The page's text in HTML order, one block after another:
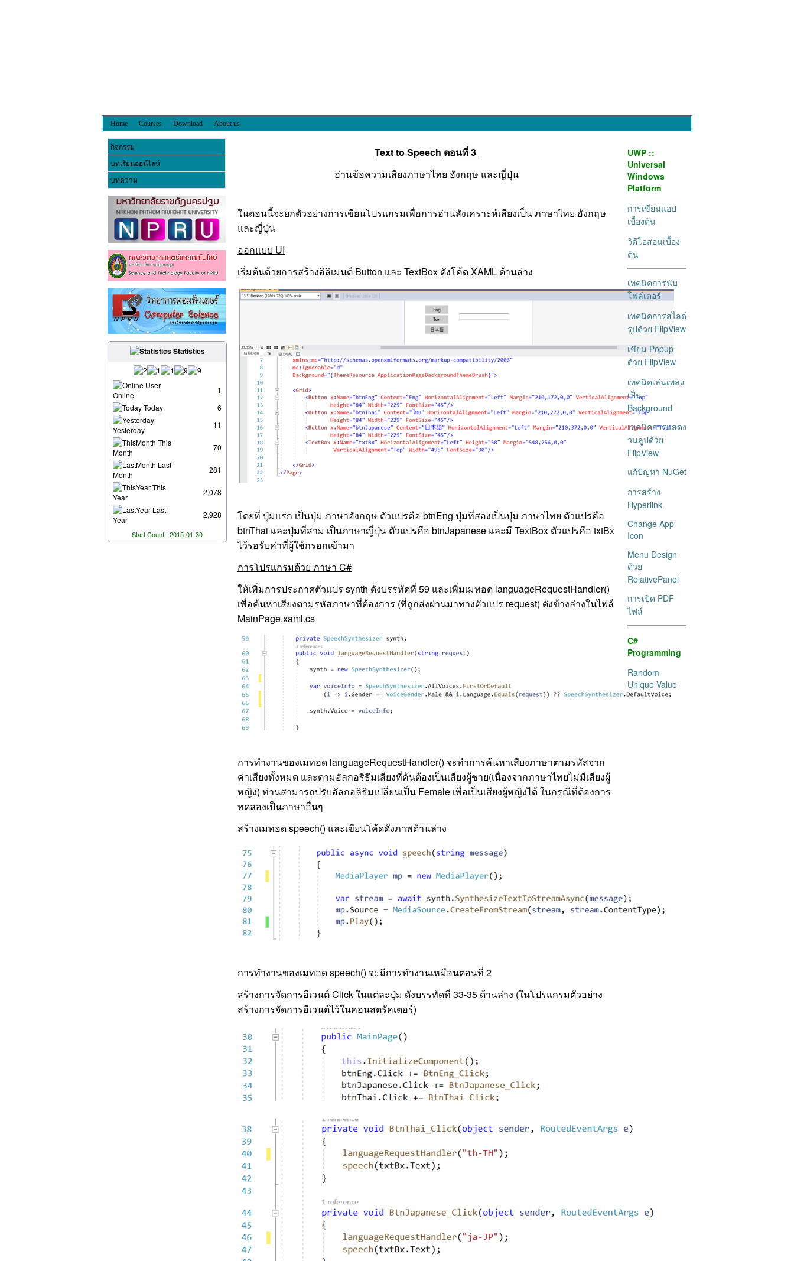
Home Courses Download About us
กิจกรรม
บทเรียนออน์ไลน์
บทความ
Statistics
User
Online
1
Today
6
Yesterday
11
This
Month
70
Last
Month
281
This
Year
2,078
Last
Year
2,928
Start Count : 2015-01-30
Text to Speech ตอนที่ 3
อ่านข้อความเสียงภาษาไทย อังกฤษ และญี่ปุ่น
ในตอนนี้จะยกตัวอย่างการเขียนโปรแกรมเพื่อการอ่านสังเคราะห์เสียงเป็น ภาษาไทย อังกฤษ
และญี่ปุ่น
ออกแบบ UI
เริ่มต้นด้วยการสร้างอิลิเมนต์ Button และ TextBox ดังโค้ด XAML ด้านล่าง
โดยที่ ปุ่มแรก เป็นปุ่ม ภาษาอังกฤษ ตัวแปรคือ btnEng ปุ่มที่สองเป็นปุ่ม ภาษาไทย ตัวแปรคือ
btnThai และปุ่มที่สาม เป็นภาษาญี่ปุ่น ตัวแปรคือ btnJapanese และมี TextBox ตัวแปรคือ txtBx
ไว้รอรับค่าที่ผู้ใช้กรอกเข้ามา
การโปรแกรมด้วย ภาษา C#
ให้เพิ่มการประกาศตัวแปร synth ดังบรรทัดที่ 59 และเพิ่มเมทอด languageRequestHandler()
เพื่อค้นหาเสียงตามรหัสภาษาที่ต้องการ (ที่ถูกส่งผ่านมาทางตัวแปร request) ดังข้างล่างในไฟล์
MainPage.xaml.cs
การทำงานของเมทอด languageRequestHandler() จะทำการค้นหาเสียงภาษาตามรหัสจาก
ค่าเสียงทั้งหมด และตามอัลกอริธึมเสียงที่ค้นต้องเป็นเสียงผู้ชาย(เนื่องจากภาษาไทยไม่มีเสียงผู้
หญิง) ท่านสามารถปรับอัลกอลิธึมเปลี่ยนเป็น Female เพื่อเป็นเสียงผู้หญิงได้ ในกรณีที่ต้องการ
ทดลองเป็นภาษาอื่นๆ
สร้างเมทอด speech() และเขียนโค้ดดังภาพด้านล่าง
การทำงานของเมทอด speech() จะมีการทำงานเหมือนตอนที่ 2
สร้างการจัดการอีเวนต์ Click ในแต่ละปุ่ม ดังบรรทัดที่ 33-35 ด้านล่าง (ในโปรแกรมตัวอย่าง
สร้างการจัดการอีเวนต์ไว้ในคอนสตรัคเตอร์)
UWP ::
Universal
Windows
Platform
การเขียนแอป
เบื้องต้น
วิดีโอสอนเบื้อง
ต้น
เทคนิคการนับ
โฟล์เดอร์
เทคนิคการสไลด์
รูปด้วย FlipView
เขียน Popup
ด้วย FlipView
เทคนิคเล่นเพลง
เป็น
Background
เทคนิคการแสดง
วนลูปด้วย
FlipView
แก้ปัญหา NuGet
การสร้าง
Hyperlink
Change App
Icon
Menu Design
ด้วย
RelativePanel
การเปิด PDF
ไฟล์
C#
Programming
Random-
Unique Value